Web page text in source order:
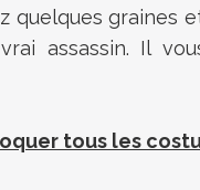
quelques graines
assassin. Il
tous les